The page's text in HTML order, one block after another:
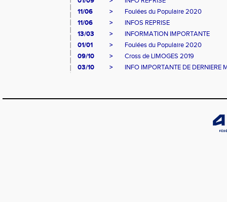
11/06
>
Foulées du Populaire 2020
11/06
>
INFOS REPRISE
13/03
>
INFORMATION IMPORTANTE
01/01
>
Foulées du Populaire 2020
09/10
>
Cross de LIMOGES 2019
03/10
> INFO IMPORTANTE DE DERNIERE